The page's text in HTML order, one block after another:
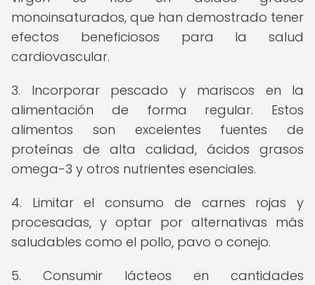
monoinsaturados, que han demostrado tener
efectos beneficiosos para la salud
cardiovascular.
3. Incorporar pescado y mariscos en la
alimentación de forma regular. Estos
alimentos son excelentes fuentes de
proteínas de alta calidad, ácidos grasos
omega-3 y otros nutrientes esenciales.
4. Limitar el consumo de carnes rojas y
procesadas, y optar por alternativas más
saludables como el pollo, pavo o conejo.
5. Consumir lácteos en cantidades